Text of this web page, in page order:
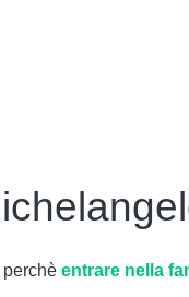
entrare nella